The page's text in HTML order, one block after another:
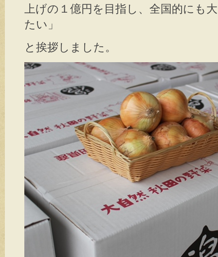
上げの１億円を目指し、全国的にも
たい」
と挨拶しました。